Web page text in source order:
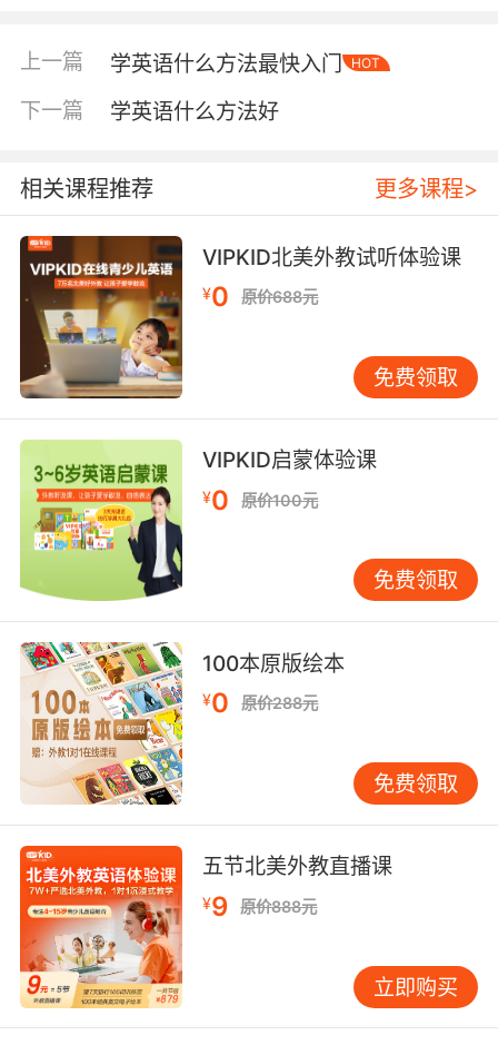
词汇，接下来可以接触描述动物习性的短故事，
在熟悉的语境中自然吸收少量新词。二是“间隔重
复”。记忆会随时间自然消退，新学的单词若不及
时复习，很可能很快遗忘。科学的方法不是一次
习。我通常建议家长，可以在孩子学习新内容后
的第1天、第3天、第7天安排简短的回顾，这样记
忆效果最为牢固。分年龄阶段的高效策略不同年
龄段的孩子，认知特点和兴趣点不同，高效学习
的方法也应有所侧重。启蒙阶段（3-6岁）：在
玩中学，兴趣是关键这个阶段的核心目标是建立
对英语的积极情感联结。切忌强制学习，以免引
发反感。家长可以这样做：•将英语儿歌、童谣作
为日常背景音乐，让孩子在无意识中熟悉英语的
语音和节奏。•借助色彩鲜艳、故事有趣的英文绘
本，指着图画说出简单单词，如“apple”、
“dog”。•通过游戏互动，如玩“SimonSays”或发
出“Touchyournose”等简单指令，将动作与语言
结合。一位妈妈每天固定15分钟陪孩子看英文动
画片，然后一起模仿里面的对话。对孩子而言这
是有趣的游戏，实则不知不觉积累了大量的听力
词汇。基础阶段（7-12岁）：建立体系，重在输
入进入小学，可以开始更有条理的学习，但“系统
化”不等于“枯燥化”。•坚持阅读：选择适合孩子水
平的分级读物，每日坚持阅读15-20分钟。•强化
听力：利用音频材料，采用“先盲听、再看文、再
复听”的方式，加深理解。•鼓励输出：创造机会
让孩子用英语描述身边事物，哪怕只是
“Thisismybook.”这样的简单句。此阶段，大量
“可理解性输入”比急于要求孩子完美“输出”更重
要。就像学游泳，先要在浅水区充分感受水性。
提升阶段（13-18岁）：综合运用，针对性突破中
学阶段面临更复杂的语言任务，学习方法需要更
加综合和有针对性。•主题式学习：围绕孩子感兴
趣的话题（如太空探索、环境保护）集中学习相
上一篇 学英语什么方法最快入门 HOT
下一篇 学英语什么方法好
相关课程推荐 更多课程>
VIPKID北美外教试听体验课
¥0 原价688元
免费领取
VIPKID启蒙体验课
¥0 原价100元
免费领取
100本原版绘本
¥0 原价288元
免费领取
五节北美外教直播课
¥9 原价888元
立即购买